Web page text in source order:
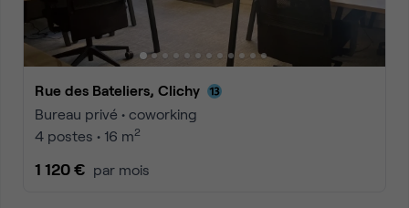
Rue des Bateliers, Clichy
Bureau privé • coworking
4 postes • 16 m2
1 120 € par mois